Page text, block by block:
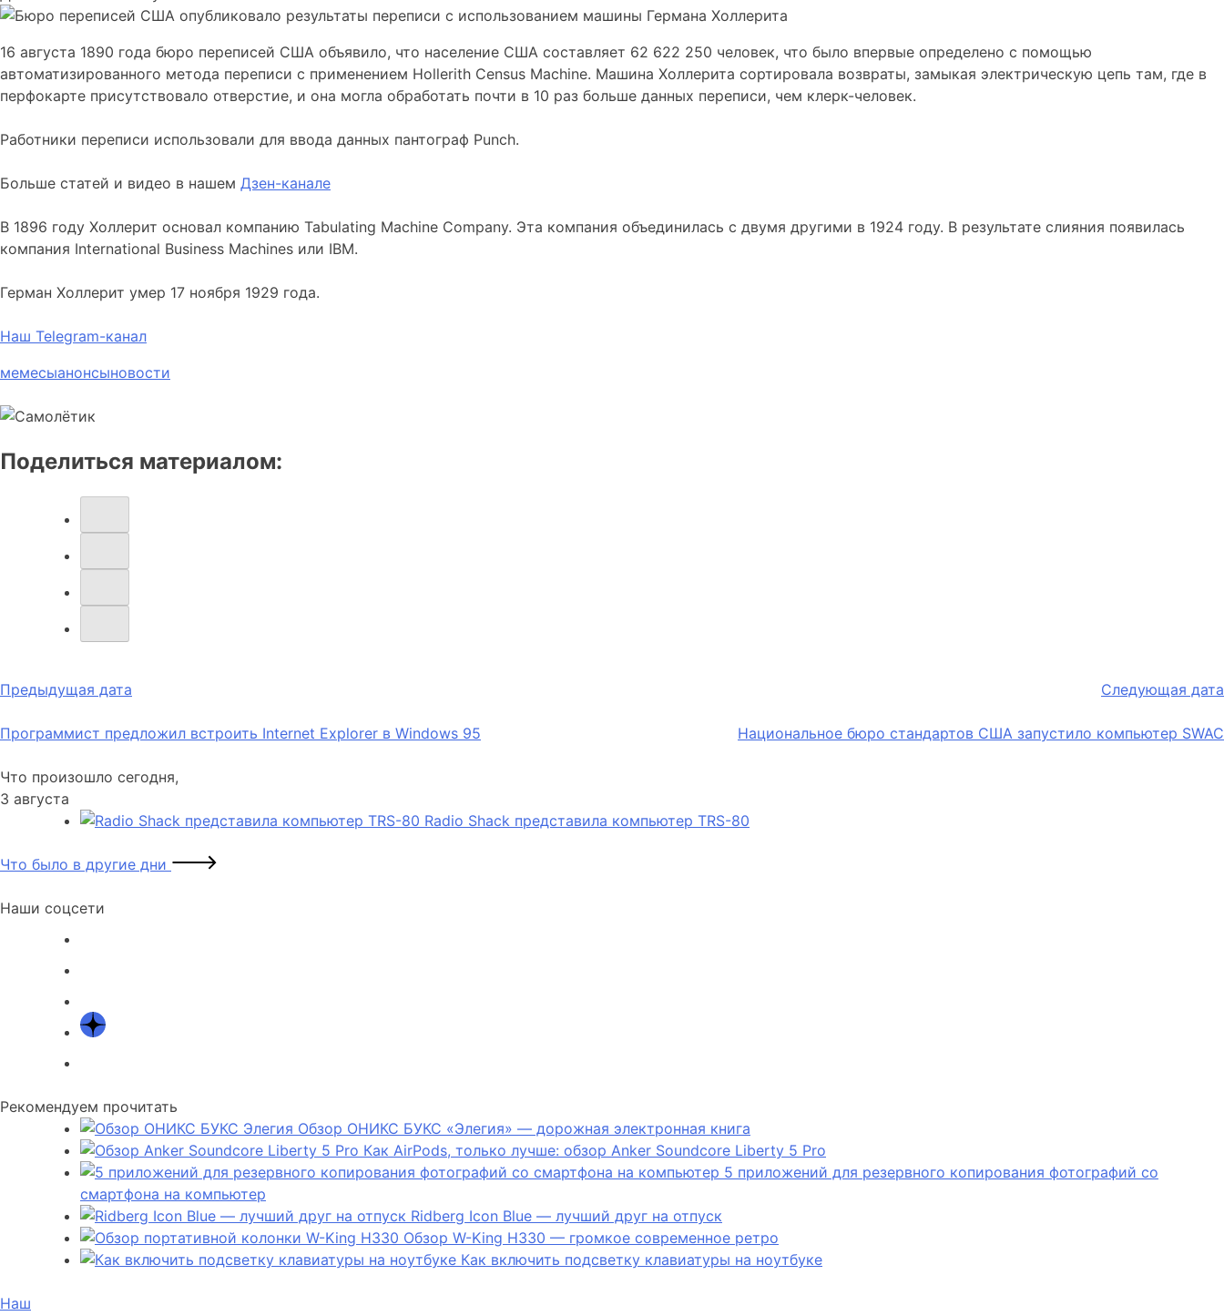
16 августа 1890 года бюро переписей США объявило, что население США составляет 62 622 250 человек, что было впервые определено с помощью
автоматизированного метода переписи с применением Hollerith Census Machine. Машина Холлерита сортировала возвраты, замыкая электрическую цепь там, где в
перфокарте присутствовало отверстие, и она могла обработать почти в 10 раз больше данных переписи, чем клерк-человек.
Работники переписи использовали для ввода данных пантограф Punch.
Больше статей и видео в нашем Дзен-канале
В 1896 году Холлерит основал компанию Tabulating Machine Company. Эта компания объединилась с двумя другими в 1924 году. В результате слияния появилась
компания International Business Machines или IBM.
Герман Холлерит умер 17 ноября 1929 года.
Наш Telegram-канал
мемесыанонсыновости
Поделиться материалом:
Навигация
записям
Предыдущая дата
Программист предложил встроить Internet Explorer в Windows 95
Следующая дата
Национальное бюро стандартов США запустило компьютер SWAC
Что произошло сегодня,
3 августа
Radio Shack представила компьютер TRS-80
Что было в другие дни
Наши соцсети
Рекомендуем прочитать
Обзор ОНИКС БУКС «Элегия» — дорожная электронная книга
Как AirPods, только лучше: обзор Anker Soundcore Liberty 5 Pro
5 приложений для резервного копирования фотографий со
смартфона на компьютер
Ridberg Icon Blue — лучший друг на отпуск
Обзор W-King H330 — громкое современное ретро
Как включить подсветку клавиатуры на ноутбуке
Наш